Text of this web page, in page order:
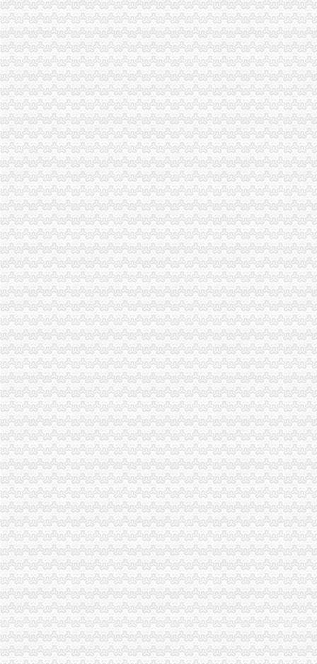
工商动态
沙坪坝局抓住“五个关键”0元注册公司流程推动重点工作全面开展
南川局一元注册公司采取四项措施化元旦期间食品安全监管
开县局监管与服务并重加“三节”0元注册公司流程市场监管
荣昌局重庆免费注册公司开展户外广告整见成效
渝中局一元注册公司流程积配合区开展火车站周边拆违工作
2008年保护注册商标专用权宣周活动圆满结束
市局被邀参与“光重庆”免费注册公司节目访谈
丰都局0元注册公司流程龙河所四举措全面清理整非煤矿山
大足局1元注册公司龙水所五措并举集中整无照经营
九龙坡局五项制度化食用油市1元注册公司场监管
巫溪局重庆0元注册公司早抓落实重点工作目标初见成效
江津局“两手抓”一元注册公司流程积构建食品安全监管长效机制
石柱局四项措施有效遏制县城农贸市0元注册公司场牛肉注水行为
渝北局注册登记科被评为重庆市1元注册公司2008年度"巾帼文明岗"荣誉称号
永川局1元注册公司坚持实施品牌带动战略推进新型工业化进程
经开区局、经开区消委会圆满完成“3.15”重庆免费注册公司活动
渝中区“3.15”0元注册公司流程宣咨询活动圆满结束
合川局一元注册公司3.15活动呈现五大亮点
市局邀请部分人大代表、一元注册公司政协委员督促指导12315维权工作
开县局提高行政执法质量突出五个“坚决落实”重庆一元注册公司
免费
360免费电话--真正的免费电话,开启通话免费时代
无忧文档_免费word文档在线阅读与下载中心
免费公司
万众财税-免费公司注册_代理记账_商标注册_企业成长伙伴
【公司注册免费公司注册】价格_厂家_图片-Hc360慧聪网
免费注册
免费注册
免费注册百度推广|百度推广官方网站
免费注册公司流程
注册香港公司的流程-注册香港公司-香港骏诚商务有限公司
滨州注册公司流程及费用,会计代理记账报税,商标注册代理【永道卓
0元注册公司流程
100万注册公司流程|100万注册公司费用|100万注册公司需要的资料-企
注册闵行华漕公司_闵行华漕注册公司流程和费用-上海优优网
一元注册公司流程
广东改革审批流程“先照后证”一元办公司_网易财经
南京0元出资注册公司流程-南京58同城
一元公司
注册资本登记制度改革满月江苏“一元公司”成为现实_中国江苏网
南京新规实施一月登记量大增无“一元公司”_央广网
1元注册公司
1元注册邯郸公司邯郸办照公司变更邯郸代理记账—邯郸—快点8分类信
北京朝区、海淀区公司注册只要1元